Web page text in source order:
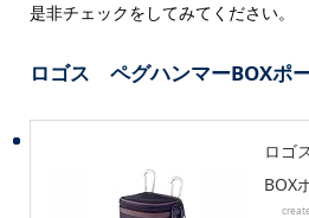
是非チェックをしてみてください。
ロゴス ペグハンマーBOXポ
ロゴ
BOX